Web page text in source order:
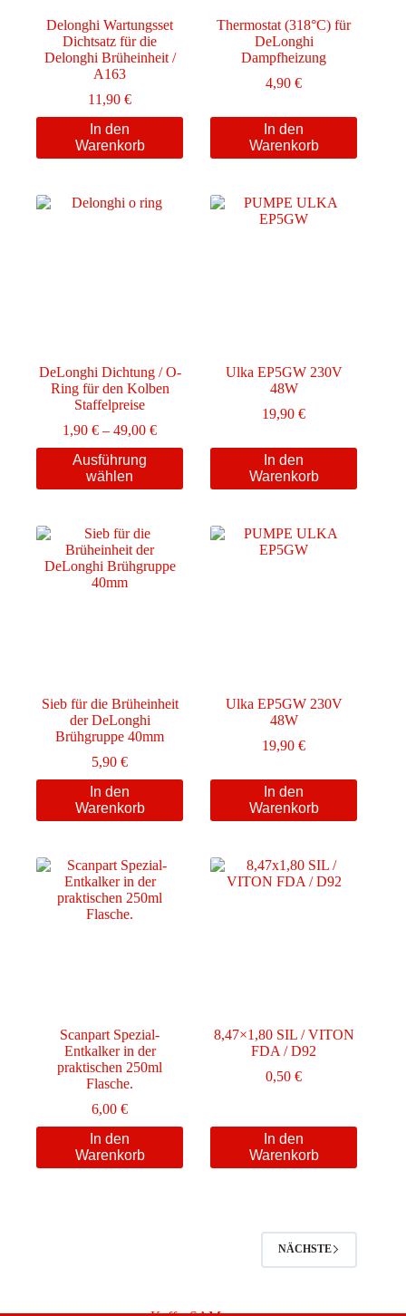
Delonghi Wartungsset
Dichtsatz für die
Delonghi Brüheinheit /
A163
11,90€
In den
Warenkorb
Thermostat (318°C) für
DeLonghi
Dampfheizung
4,90€
In den
Warenkorb
DeLonghi Dichtung / O-
Ring für den Kolben
Staffelpreise
1,90€ –49,00€Preisspanne:
1,90 €
Ausführung
wählen
Dieses
Produkt
weist
auf.
Die
Optionen
können
Ulka EP5GW 230V
48W
19,90€
In den
Warenkorb
Sieb für die Brüheinheit
der DeLonghi
Brühgruppe 40mm
5,90€
In den
Warenkorb
Ulka EP5GW 230V
48W
19,90€
In den
Warenkorb
Scanpart Spezial-
Entkalker in der
praktischen 250ml
Flasche.
6,00€
In den
Warenkorb
8,47×1,80 SIL / VITON
FDA / D92
0,50€
In den
Warenkorb
NÄCHSTE